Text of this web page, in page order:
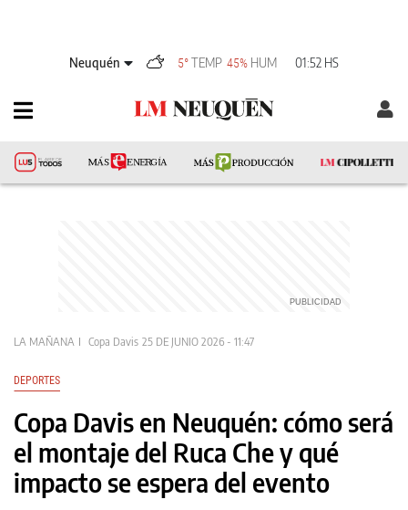
Neuquén 5°TEMP 45% HUM 01:52 HS
LA MAÑANA Copa Davis 25 DE JUNIO 2026 - 11:47
DEPORTES
Copa Davis en Neuquén: cómo será
el montaje del Ruca Che y qué
impacto se espera del evento